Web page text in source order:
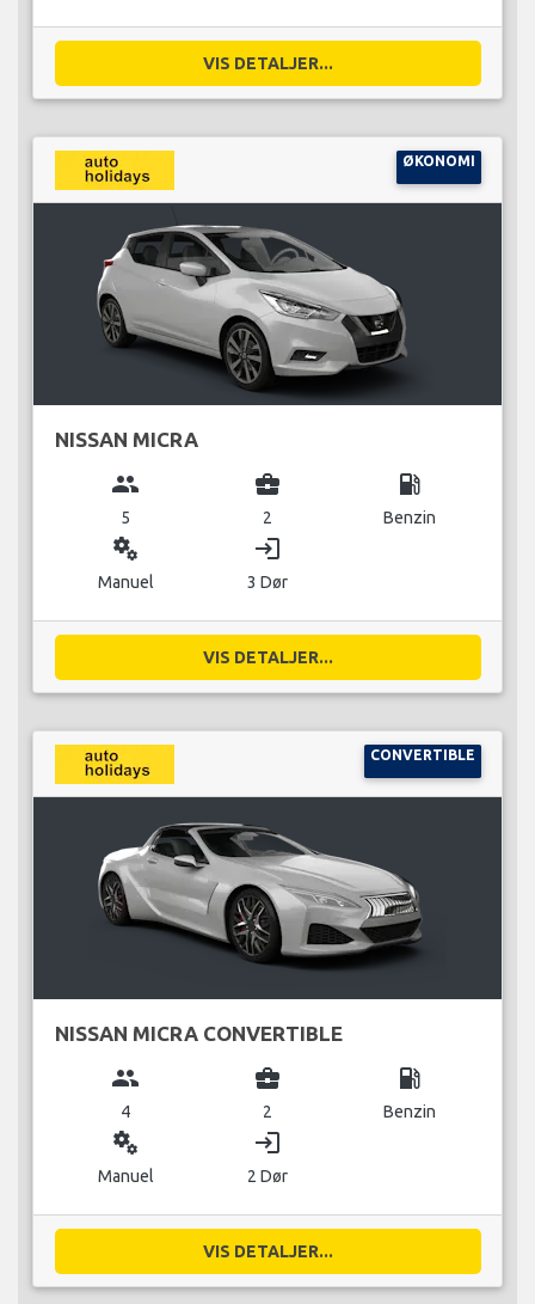
VIS DETALJER...
ØKONOMI
NISSAN MICRA
group
5
business_center
2
local_gas_station
Benzin
miscellaneous_services
Manuel
login
3 Dør
VIS DETALJER...
CONVERTIBLE
NISSAN MICRA CONVERTIBLE
group
4
business_center
2
local_gas_station
Benzin
miscellaneous_services
Manuel
login
2 Dør
VIS DETALJER...